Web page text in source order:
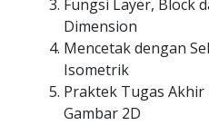
Fungsi Layer, Block
Dimension
Mencetak dengan
Isometrik
Praktek Tugas
Gambar 2D